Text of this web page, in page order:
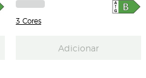
3 Cores
Adicionar